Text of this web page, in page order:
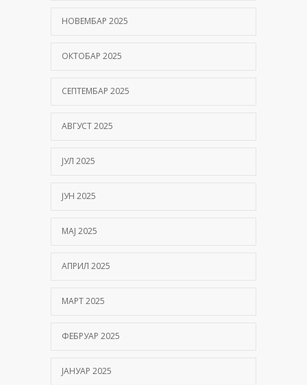
НОВЕМБАР 2025
ОКТОБАР 2025
СЕПТЕМБАР 2025
АВГУСТ 2025
ЈУЛ 2025
ЈУН 2025
МАЈ 2025
АПРИЛ 2025
МАРТ 2025
ФЕБРУАР 2025
ЈАНУАР 2025